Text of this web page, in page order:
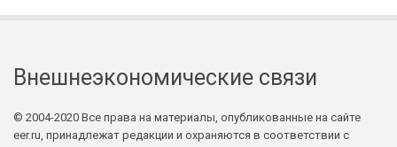
Внешнеэкономические связи
© 2004-2020 Все права на материалы, опубликованные на сайте
eer.ru, принадлежат редакции и охраняются в соответствии с